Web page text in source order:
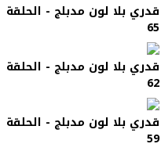
قدري بلا لون مدبلج - الحلقة
65
قدري بلا لون مدبلج - الحلقة
62
قدري بلا لون مدبلج - الحلقة
59